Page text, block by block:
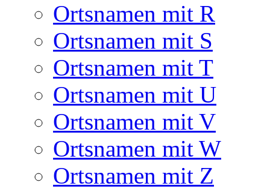
Ortsnamen mit R
Ortsnamen mit S
Ortsnamen mit T
Ortsnamen mit U
Ortsnamen mit V
Ortsnamen mit W
Ortsnamen mit Z